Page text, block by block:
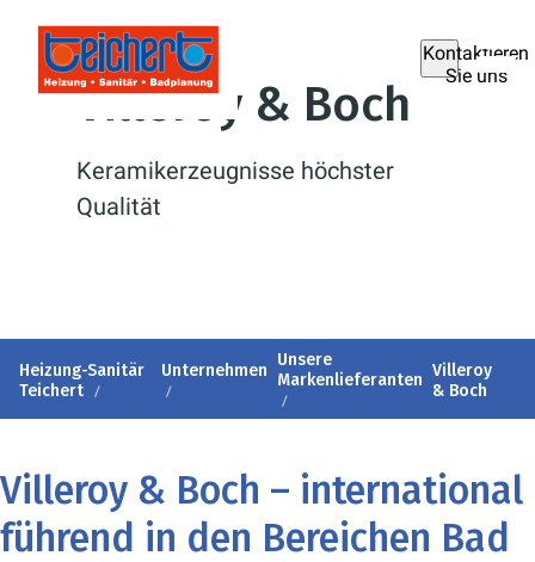
Kontaktieren
Sie uns
Villeroy & Boch
Keramikerzeugnisse höchster
Qualität
Heizung-Sanitär
Teichert
Unternehmen Unsere
Markenlieferanten Villeroy
& Boch
Villeroy & Boch – international
führend in den Bereichen Bad